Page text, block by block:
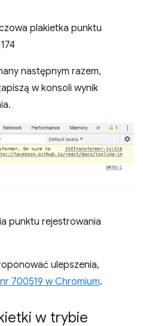
plakietka punktu
następnym razem,
w konsoli wynik
punktu rejestrowania
ulepszenia,
700519 w Chromium.
w trybie